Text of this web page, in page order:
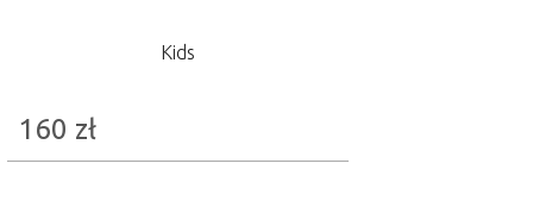
Kids
160 zł